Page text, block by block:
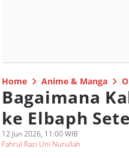
Home Anime & Manga
Bagaimana
ke Elbaph
12 Jun 2026, 11:00 WIB
Fahrul Razi Uni Nurullah